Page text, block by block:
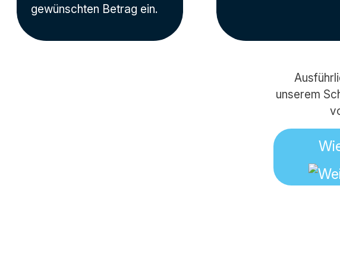
gewünschten Betrag ein.
unserem